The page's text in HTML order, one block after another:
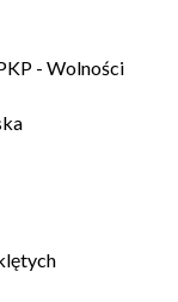
- Wolności